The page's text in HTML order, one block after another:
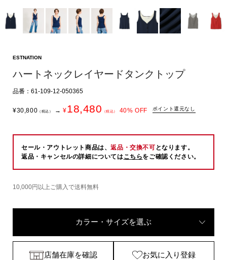
ESTNATION
ハートネックレイヤードタンクトップ
品番：61-109-12-050365
¥30,800 （税込） → ¥18,480 （税込） 40% OFF ポイント還元なし
セール・アウトレット商品は、返品・交換不可 となります。
返品・キャンセルの詳細についてはこちらをご確認ください。
10,000円以上ご購入で送料無料
カラー・サイズを選ぶ
店舗在庫を確認 お気に入り登録